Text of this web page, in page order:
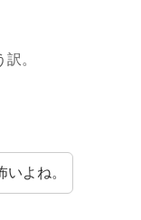
。
よね。